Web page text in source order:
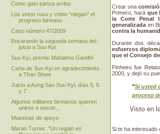
Crear una
Primero, hará que
la Corte Penal
generalizada en
contra la
Durante dos
esfuerzos
que el Consejo
Pinheiro fue
2000, y dejó su
"Si usted
proceso
Visto en
Si te ha interesado
Como gato panza arriba
Los vetos ruso y chino "niegan" el
progreso birmano
Caso número 47/2009
Encarando la segunda semana del
juicio a Suu Kyi.
Suu Kyi, premio Mahatma Gandhi
Carta de Suu Kyi en agradecimiento
a Than Shwe
Juicio a Aung San Suu Kyi, días 5, 6
y 7
Algunos militares birmanos quieren
unirse a nosotr...
Muestras de apoyo
Maran Turner: "Un regalo en